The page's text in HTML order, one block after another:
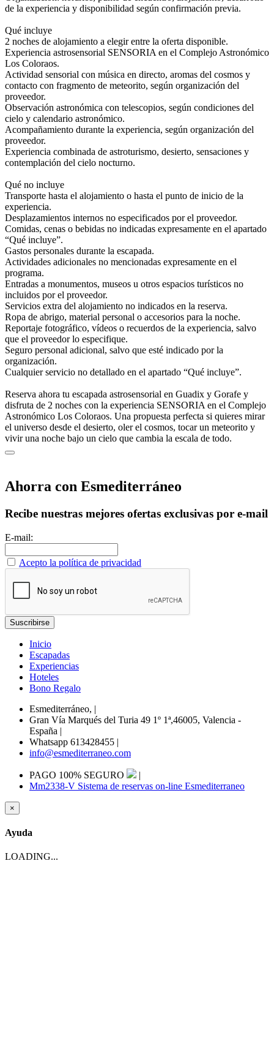
de la experiencia y disponibilidad según confirmación previa.
Qué incluye
2 noches de alojamiento a elegir entre la oferta disponible.
Experiencia astrosensorial SENSORIA en el Complejo Astronómico
Los Coloraos.
Actividad sensorial con música en directo, aromas del cosmos y
contacto con fragmento de meteorito, según organización del
proveedor.
Observación astronómica con telescopios, según condiciones del
cielo y calendario astronómico.
Acompañamiento durante la experiencia, según organización del
proveedor.
Experiencia combinada de astroturismo, desierto, sensaciones y
contemplación del cielo nocturno.
Qué no incluye
Transporte hasta el alojamiento o hasta el punto de inicio de la
experiencia.
Desplazamientos internos no especificados por el proveedor.
Comidas, cenas o bebidas no indicadas expresamente en el apartado
“Qué incluye”.
Gastos personales durante la escapada.
Actividades adicionales no mencionadas expresamente en el
programa.
Entradas a monumentos, museos u otros espacios turísticos no
incluidos por el proveedor.
Servicios extra del alojamiento no indicados en la reserva.
Ropa de abrigo, material personal o accesorios para la noche.
Reportaje fotográfico, vídeos o recuerdos de la experiencia, salvo
que el proveedor lo especifique.
Seguro personal adicional, salvo que esté indicado por la
organización.
Cualquier servicio no detallado en el apartado “Qué incluye”.
Reserva ahora tu escapada astrosensorial en Guadix y Gorafe y
disfruta de 2 noches con la experiencia SENSORIA en el Complejo
Astronómico Los Coloraos. Una propuesta perfecta si quieres mirar
el universo desde el desierto, oler el cosmos, tocar un meteorito y
vivir una noche bajo un cielo que cambia la escala de todo.
Ahorra con Esmediterráneo
Recibe nuestras mejores ofertas exclusivas por e-mail
E-mail:
Acepto la política de privacidad
Inicio
Escapadas
Experiencias
Hoteles
Bono Regalo
Esmediterráneo, |
Gran Vía Marqués del Turia 49 1º 1ª,46005, Valencia -
España |
Whatsapp 613428455 |
info@esmediterraneo.com
PAGO 100% SEGURO
|
Mm2338-V Sistema de reservas on-line Esmediterraneo
×
Ayuda
LOADING...